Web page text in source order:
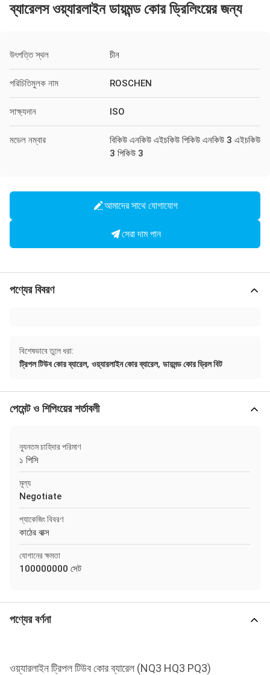
ব্যারেলস ওয়্যারলাইন ডায়মন্ড কোর ড্রিলিংয়ের জন্য
উৎপত্তি স্থল চীন
পরিচিতিমুলক নাম ROSCHEN
সাক্ষ্যদান ISO
মডেল নম্বার
বিকিউ এনকিউ এইচকিউ পিকিউ এনকিউ 3 এইচকিউ
3 পিকিউ 3
আমাদের সাথে যোগাযোগ
সেরা দাম পান
পণ্যের বিবরণ
বিশেষভাবে তুলে ধরা:
ট্রিপল টিউব কোর ব্যারেল, ওয়্যারলাইন কোর ব্যারেল, ডায়মন্ড কোর ড্রিল বিট
পেমেন্ট ও শিপিংয়ের শর্তাবলী
ন্যূনতম চাহিদার পরিমাণ
১ পিসি
মূল্য
Negotiate
প্যাকেজিং বিবরণ
কাঠের বাক্স
যোগানের ক্ষমতা
100000000 সেট
পণ্যের বর্ণনা
ওয়্যারলাইন ট্রিপল টিউব কোর ব্যারেল (NQ3 HQ3 PQ3)